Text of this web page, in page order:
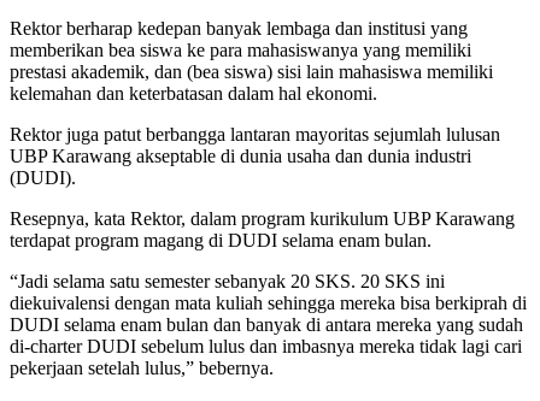
Rektor berharap kedepan banyak lembaga dan institusi yang
memberikan bea siswa ke para mahasiswanya yang memiliki
prestasi akademik, dan (bea siswa) sisi lain mahasiswa memiliki
kelemahan dan keterbatasan dalam hal ekonomi.
Rektor juga patut berbangga lantaran mayoritas sejumlah lulusan
UBP Karawang akseptable di dunia usaha dan dunia industri
(DUDI).
Resepnya, kata Rektor, dalam program kurikulum UBP Karawang
terdapat program magang di DUDI selama enam bulan.
“Jadi selama satu semester sebanyak 20 SKS. 20 SKS ini
diekuivalensi dengan mata kuliah sehingga mereka bisa berkiprah di
DUDI selama enam bulan dan banyak di antara mereka yang sudah
di-charter DUDI sebelum lulus dan imbasnya mereka tidak lagi cari
pekerjaan setelah lulus,” bebernya.